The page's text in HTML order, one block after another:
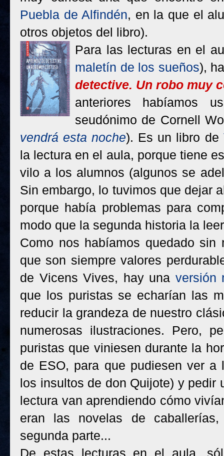
Puebla de Alfindén, en la que el
otros objetos del libro).
Para las lecturas en el
maletín de los sueños),
detective. Un robo muy
anteriores habíamos
seudónimo de Cornell
vendrá esta noche). Es un libro de
la lectura en el aula, porque tiene
vilo a los alumnos (algunos se
Sin embargo, lo tuvimos que dejar
porque había problemas para
modo que la segunda historia la
Como nos habíamos quedado
que son siempre valores
de Vicens Vives, hay una versión
que los puristas se echarían las
reducir la grandeza de nuestro
numerosas ilustraciones. Pero,
puristas que viniesen durante la
de ESO, para que pudiesen ver
los insultos de don Quijote) y pedir
lectura van aprendiendo cómo
eran las novelas de
segunda parte...
De estas lecturas en el aula,